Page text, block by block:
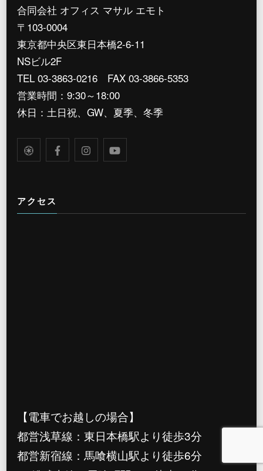
合同会社 オフィス マサル エモト
〒103-0004
東京都中央区東日本橋2-6-11
NSビル2F
TEL 03-3863-0216 FAX 03-3866-5353
営業時間：9:30～18:00
休日：土日祝、GW、夏季、冬季
アクセス
【電車でお越しの場合】
都営浅草線：東日本橋駅より徒歩3分
都営新宿線：馬喰横山駅より徒歩6分